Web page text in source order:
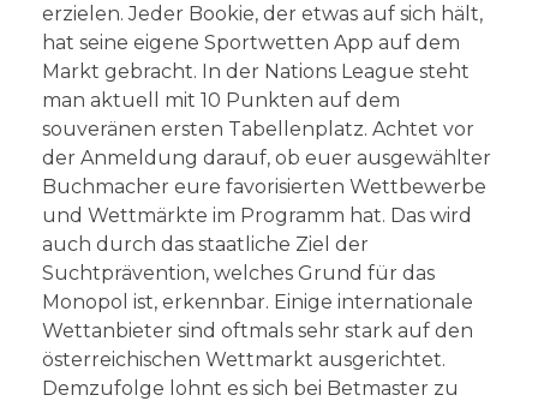
erzielen. Jeder Bookie, der etwas auf sich hält,
hat seine eigene Sportwetten App auf dem
Markt gebracht. In der Nations League steht
man aktuell mit 10 Punkten auf dem
souveränen ersten Tabellenplatz. Achtet vor
der Anmeldung darauf, ob euer ausgewählter
Buchmacher eure favorisierten Wettbewerbe
und Wettmärkte im Programm hat. Das wird
auch durch das staatliche Ziel der
Suchtprävention, welches Grund für das
Monopol ist, erkennbar. Einige internationale
Wettanbieter sind oftmals sehr stark auf den
österreichischen Wettmarkt ausgerichtet.
Demzufolge lohnt es sich bei Betmaster zu